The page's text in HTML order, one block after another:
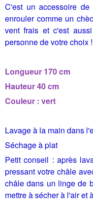
C'est un accessoire
enrouler comme un
vent frais et c'est
personne de votre choix !
Longueur 170 cm
Hauteur 40 cm
Couleur : vert
Lavage à la main dans
Séchage à plat
Petit conseil : après
pressant votre châle
châle dans un linge de
mettre à sécher à l'air et